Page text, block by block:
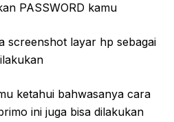
PASSWORD kamu
screenshot layar hp sebagai
ketahui bahwasanya cara
ini juga bisa dilakukan